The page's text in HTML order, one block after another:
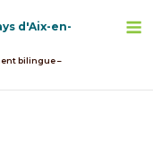
d'Aix-en-
bilingue –